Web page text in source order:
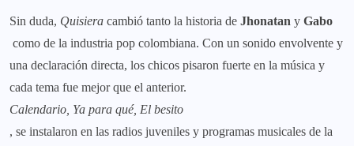
Sin duda, Quisiera cambió tanto la historia de Jhonatan y Gabo
como de la industria pop colombiana. Con un sonido envolvente y
una declaración directa, los chicos pisaron fuerte en la música y
cada tema fue mejor que el anterior.
Calendario, Ya para qué, El besito
, se instalaron en las radios juveniles y programas musicales de la